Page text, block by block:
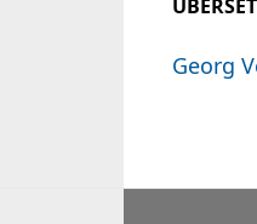
Georg